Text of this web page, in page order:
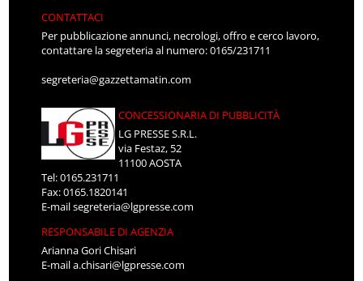
CONTATTACI
Per pubblicazione annunci, necrologi, offro e cerco lavoro,
contattare la segreteria al numero: 0165/231711
segreteria@gazzettamatin.com
CONCESSIONARIA DI PUBBLICITÀ
LG PRESSE S.R.L.
via Festaz, 52
11100 AOSTA
Tel: 0165.231711
Fax: 0165.1820141
E-mailsegreteria@lgpresse.com
RESPONSABILE DI AGENZIA
Arianna Gori Chisari
E-maila.chisari@lgpresse.com